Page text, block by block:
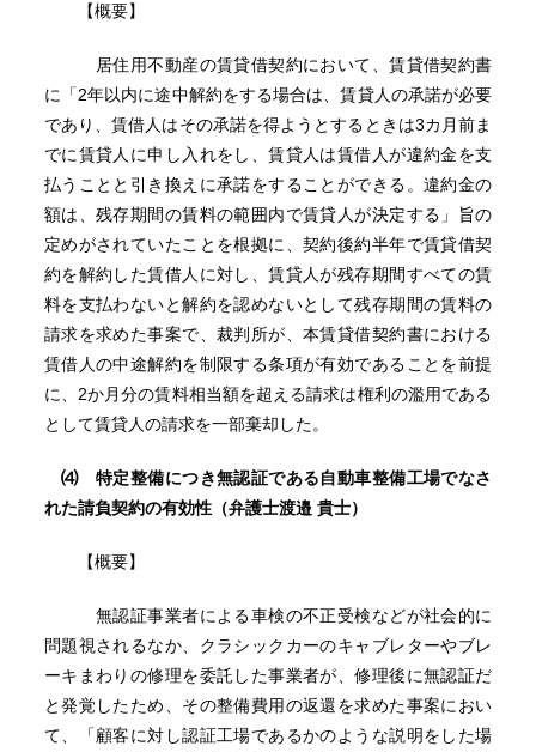
【概要】
居住用不動産の賃貸借契約において、賃貸借契約書
に「2年以内に途中解約をする場合は、賃貸人の承諾が必要
であり、賃借人はその承諾を得ようとするときは3カ月前ま
でに賃貸人に申し入れをし、賃貸人は賃借人が違約金を支
払うことと引き換えに承諾をすることができる。違約金の
額は、残存期間の賃料の範囲内で賃貸人が決定する」旨の
定めがされていたことを根拠に、契約後約半年で賃貸借契
約を解約した賃借人に対し、賃貸人が残存期間すべての賃
料を支払わないと解約を認めないとして残存期間の賃料の
請求を求めた事案で、裁判所が、本賃貸借契約書における
賃借人の中途解約を制限する条項が有効であることを前提
に、2か月分の賃料相当額を超える請求は権利の濫用である
として賃貸人の請求を一部棄却した。
⑷ 特定整備につき無認証である自動車整備工場でなさ
れた請負契約の有効性（弁護士渡邉 貴士）
【概要】
無認証事業者による車検の不正受検などが社会的に
問題視されるなか、クラシックカーのキャブレターやブレ
ーキまわりの修理を委託した事業者が、修理後に無認証だ
と発覚したため、その整備費用の返還を求めた事案におい
て、「顧客に対し認証工場であるかのような説明をした場